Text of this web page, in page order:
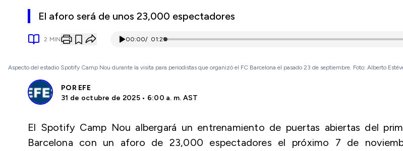
El aforo será de unos 23,000 espectadores
2 MIN 00:00/ 01:21
Aspecto del estadio Spotify Camp Nou durante la visita para periodistas que organizó el FC Barcelona el pasado 23 de septiembre. Foto: Alberto
POR EFE
31 de octubre de 2025 • 6:00 a. m. AST
El Spotify Camp Nou albergará un entrenamiento de puertas abiertas del
Barcelona con un aforo de 23,000 espectadores el próximo 7 de